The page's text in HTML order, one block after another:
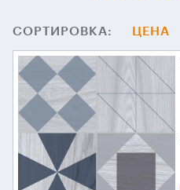
СОРТИРОВКА: ЦЕНА